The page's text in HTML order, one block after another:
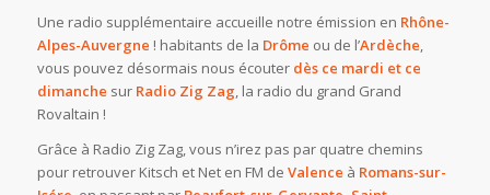
Une radio supplémentaire accueille notre émission en Rhône-
Alpes-Auvergne ! habitants de la Drôme ou de l’Ardèche,
vous pouvez désormais nous écouter dès ce mardi et ce
dimanche sur Radio Zig Zag, la radio du grand Grand
Rovaltain !
Grâce à Radio Zig Zag, vous n’irez pas par quatre chemins
pour retrouver Kitsch et Net en FM de Valence à Romans-sur-